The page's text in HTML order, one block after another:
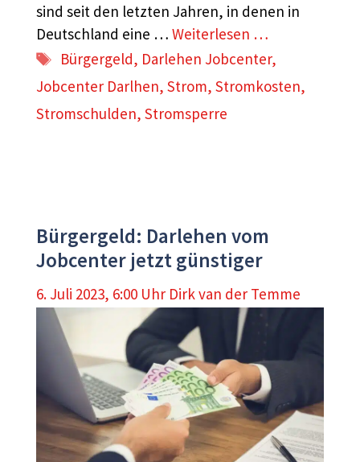
sind seit den letzten Jahren, in denen in
Deutschland eine … Weiterlesen …
Schlagwörter
Bürgergeld, Darlehen Jobcenter,
Jobcenter Darlhen, Strom, Stromkosten,
Stromschulden, Stromsperre
Bürgergeld: Darlehen vom
Jobcenter jetzt günstiger
6. Juli 2023, 6:00 Uhr Dirk van der Temme